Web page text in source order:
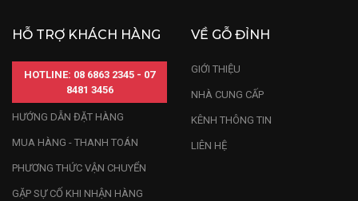
HỖ TRỢ KHÁCH HÀNG
HOTLINE: 08 6863 2345 - 07
8481 3456
HƯỚNG DẪN ĐẶT HÀNG
MUA HÀNG - THANH TOÁN
PHƯƠNG THỨC VẬN CHUYỂN
GẶP SỰ CỐ KHI NHẬN HÀNG
VỀ GỖ ĐỈNH
GIỚI THIỆU
NHÀ CUNG CẤP
KÊNH THÔNG TIN
LIÊN HỆ